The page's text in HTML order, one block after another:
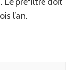
l’an.